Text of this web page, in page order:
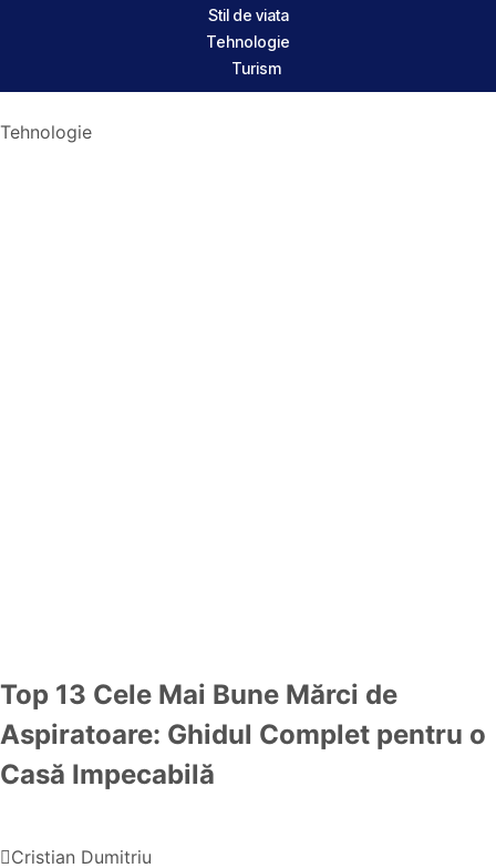
Stil de viata
Tehnologie
Turism
Tehnologie
Top 13 Cele Mai Bune Mărci de
Aspiratoare: Ghidul Complet pentru o
Casă Impecabilă
Cristian Dumitriu